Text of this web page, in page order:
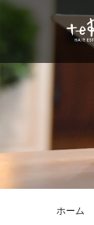
ホーム